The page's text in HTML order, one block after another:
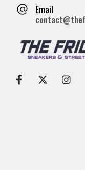
Email